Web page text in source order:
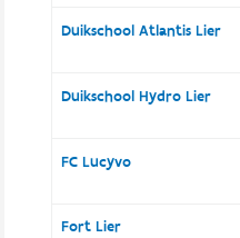
Duikschool Atlantis Lier
Duikschool Hydro Lier
FC Lucyvo
Fort Lier